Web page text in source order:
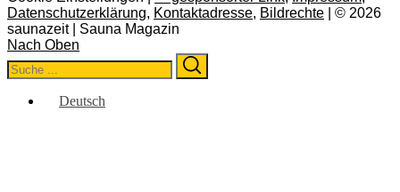
Datenschutzerklärung, Kontaktadresse, Bildrechte | © 2026
saunazeit | Sauna Magazin
Nach Oben
Search
for:
Deutsch